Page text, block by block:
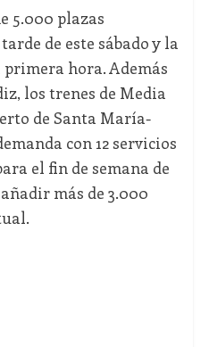
5.000 plazas
de este sábado y la
hora. Además
los trenes de Media
de Santa María-
con 12 servicios
el fin de semana de
más de 3.000